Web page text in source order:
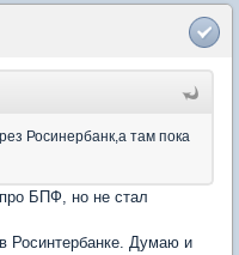
Росинербанк,а там пока
БПФ, но не стал
Росинтербанке. Думаю и